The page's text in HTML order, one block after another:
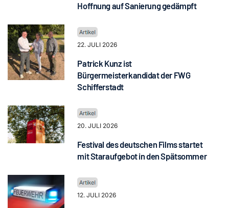
Hoffnung auf Sanierung gedämpft
22. JULI 2026
Patrick Kunz ist
Bürgermeisterkandidat der FWG
Schifferstadt
20. JULI 2026
Festival des deutschen Films startet
mit Staraufgebot in den Spätsommer
12. JULI 2026